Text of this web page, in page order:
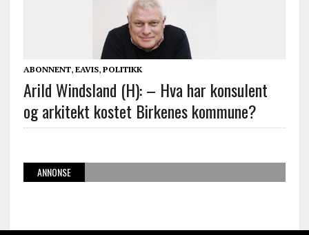
ABONNENT, EAVIS, POLITIKK
Arild Windsland (H): – Hva har konsulent
og arkitekt kostet Birkenes kommune?
ANNONSE